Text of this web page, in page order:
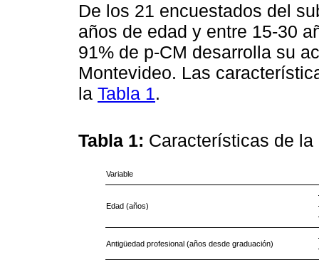
De los 21 encuestados del
años de edad y entre 15-30
91% de p-CM desarrolla su
Montevideo. Las
la Tabla 1.
Tabla 1: Características de
Variable
Edad (años)
Antigüedad profesional (años desde graduación)